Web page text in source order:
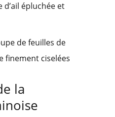
d’ail épluchée et
de feuilles de
finement ciselées
la